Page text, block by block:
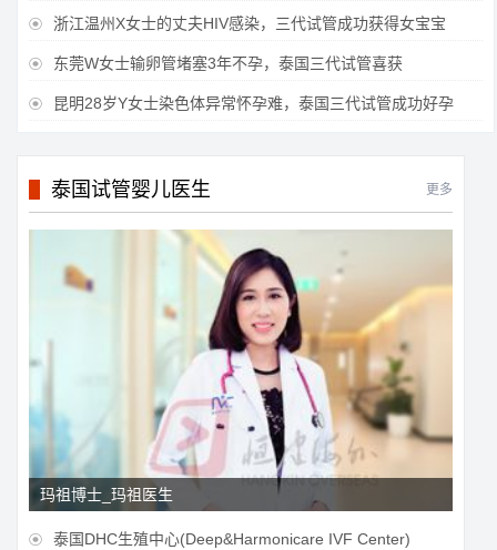
 浙江温州X女士的丈夫HIV感染，三代试管成功获得女宝宝
 东莞W女士输卵管堵塞3年不孕，泰国三代试管喜获
 昆明28岁Y女士染色体异常怀孕难，泰国三代试管成功好孕
泰国试管婴儿医生 更多
玛祖博士_玛祖医生
 泰国DHC生殖中心(Deep&Harmonicare IVF Center)